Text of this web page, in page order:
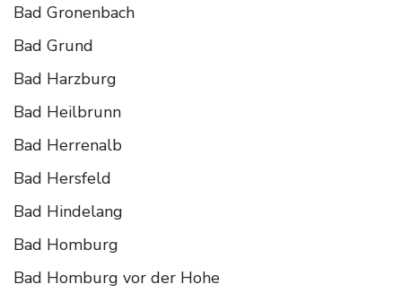
Bad Gronenbach
Bad Grund
Bad Harzburg
Bad Heilbrunn
Bad Herrenalb
Bad Hersfeld
Bad Hindelang
Bad Homburg
Bad Homburg vor der Hohe